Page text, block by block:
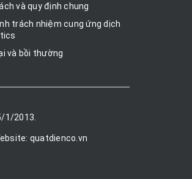
và quy định chung
trách nhiệm cung ứng dịch
và bồi thường
1/2013.
quatdienco.vn